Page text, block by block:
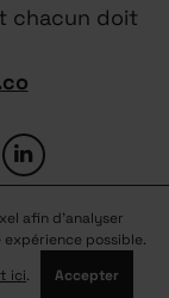
chacun doit
afin d'analyser
possible.
ici. Accepter